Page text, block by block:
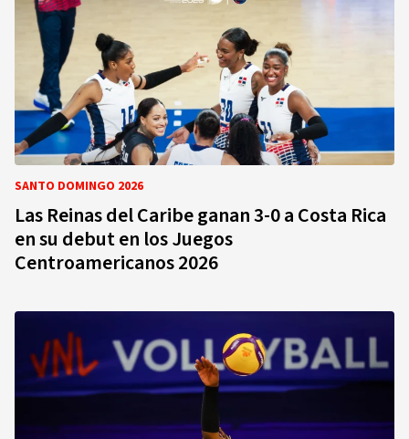
SANTO DOMINGO 2026
Las Reinas del Caribe ganan 3-0 a Costa Rica
en su debut en los Juegos
Centroamericanos 2026